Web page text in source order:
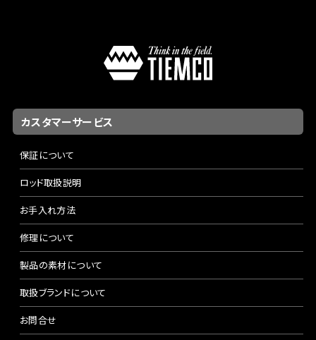
カスタマーサービス
保証について
ロッド取扱説明
お手入れ方法
修理について
製品の素材について
取扱ブランドについて
お問合せ